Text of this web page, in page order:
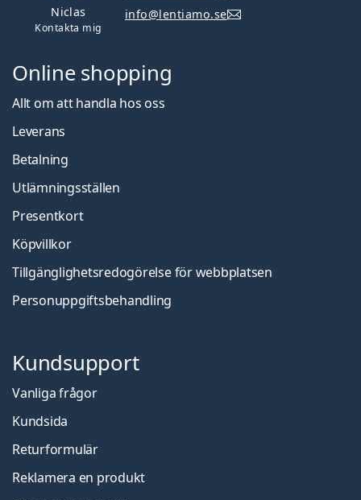
Niclas
Kontakta mig
info@lentiamo.se
Online shopping
Allt om att handla hos oss
Leverans
Betalning
Utlämningsställen
Presentkort
Köpvillkor
Tillgänglighetsredogörelse för webbplatsen
Personuppgiftsbehandling
Kundsupport
Vanliga frågor
Kundsida
Returformulär
Reklamera en produkt